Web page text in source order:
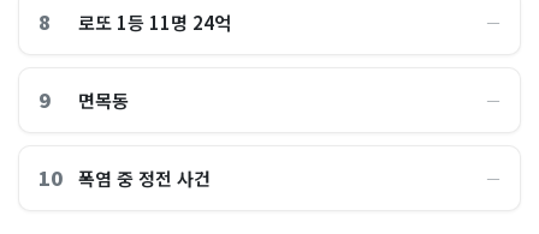
8 로또 1등 11명 24억 ―
9 면목동 ―
10 폭염 중 정전 사건 ―